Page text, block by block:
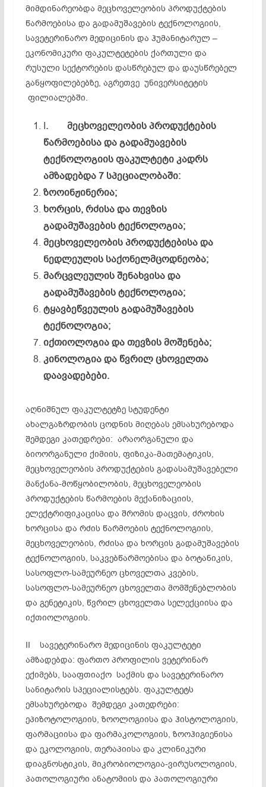
მიმდინარეობდა მეცხოველეობის პროდუქტების
წარმოებისა და გადამუშავების ტექნოლოგიის,
სავეტერინარო მედიცინის და ჰუმანიტარულ –
ეკონომიკური ფაკულტეტების ქართული და
რუსული სექტორების დასწრებულ და დაუსწრებელ
განყოფილებებზე, აგრეთვე უნივერსიტეტის
ფილიალებში.
I. მეცხოველეობისპროდუქტების
წარმოებისადაგადამუავების
ტექნოლოგიისფაკულტეტიკადრს
ამზადებდა 7 სპეციალობაში:
ზოოინჟინერია;
ხორცის,რძისადათევზის
გადამუშავებისტექნოლოგია;
მეცხოველეობისპროდუქტებისადა
ნედლეულის საქონელმცოდნეობა;
მარცვლეულისშენახვისადა
გადამუშავებისტექნოლოგია;
ტყავბეწვეულისგადამუშავების
ტექნოლოგია;
იქთიოლოგიადათევზისმოშენება;
კინოლოგიადა წვრილცხოველთა
დაავადებები.
აღნიშნულ ფაკულტეტზე სტუდენტი
ახალგაზრდობის ცოდნის მიღებას ემსახურებოდა
შემდეგი კათედრები: არაორგანული და
ბიოორგანული ქიმიის, ფიზიკა-მათემატიკის,
მეცხოველეობის პროდუქტების გადასამუშავებელი
მანქანა-მოწყობილობის, მეცხოველეობის
პროდუქტების წარმოების მექანიზაციის,
ელექტრიფიკაცისა და შრომის დაცვის, ძროხის
ხორცისა და რძის წარმოების ტექნოლოგიის,
მეცხოველეობის, რძისა და ხორცის გადამუშავების
ტექნოლოგიის, საკვებწარმოებისა და ბოტანიკის,
სასოფლო-სამეურნეო ცხოველთა კვების,
სასოფლო-სამეურნეო ცხოველთა მომშენებლობის
და გენეტიკის, წვრილ ცხოველთა სელექციისა და
იქთიოლოგიის.
II სავეტერინარო მედიცინის ფაკულტეტი
ამზადებდა: ფართო პროფილის ვეტერინარ
ექიმებს, სააფთიაქო საქმის და სავეტერინარო
სანიტარის სპეციალისტებს. ფაკულტეტს
ემსახურებოდა შემდეგი კათედრები:
ეპიზოტოლოგიის, ზოოლოგიისა და ჰისტოლოგიის,
ფარმაციისა და ფარმაკოლოგიის, ზოოჰიგიენისა
და ეკოლოგიის, თერაპიისა და კლინიკური
დიაგნოსტიკის, მიკრობიოლოგია-ვირუსოლოგიის,
პათოლოგიური ანატომიის და პათოლოგიური